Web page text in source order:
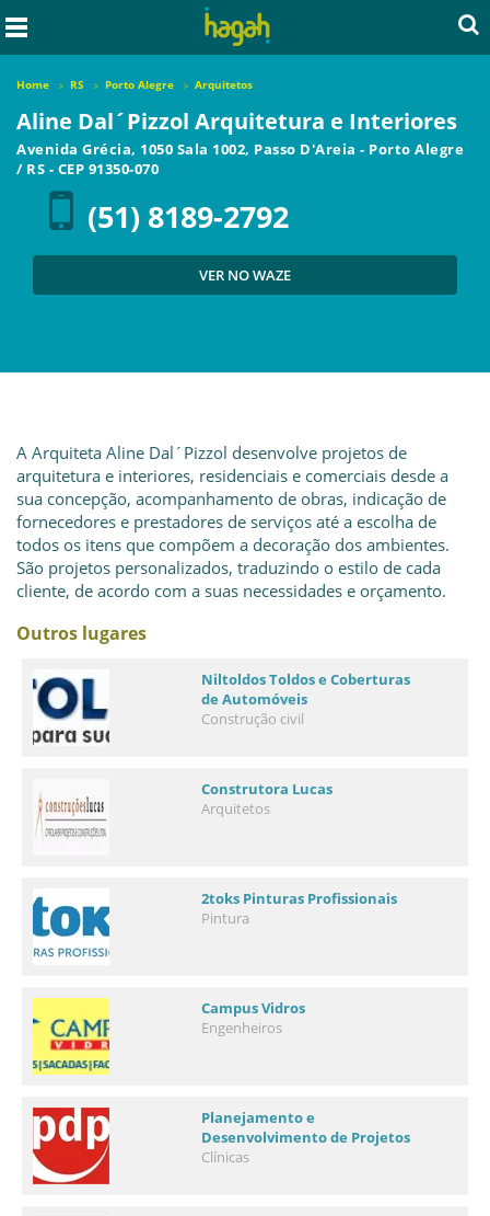
Home RS Porto Alegre Arquitetos
Aline Dal´Pizzol Arquitetura e Interiores
Avenida Grécia, 1050 Sala 1002, Passo D'Areia - Porto Alegre
/ RS - CEP 91350-070
(51) 8189-2792
VER NO WAZE
A Arquiteta Aline Dal´Pizzol desenvolve projetos de
arquitetura e interiores, residenciais e comerciais desde a
sua concepção, acompanhamento de obras, indicação de
fornecedores e prestadores de serviços até a escolha de
todos os itens que compõem a decoração dos ambientes.
São projetos personalizados, traduzindo o estilo de cada
cliente, de acordo com a suas necessidades e orçamento.
Outros lugares
Niltoldos Toldos e Coberturas
de Automóveis
Construção civil
Construtora Lucas
Arquitetos
2toks Pinturas Profissionais
Pintura
Campus Vidros
Engenheiros
Planejamento e
Desenvolvimento de Projetos
Clínicas